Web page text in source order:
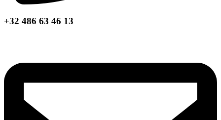
+32 486 63 46 13